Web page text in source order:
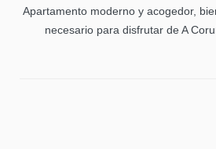
Apartamento moderno y acogedor,
necesario para disfrutar de A